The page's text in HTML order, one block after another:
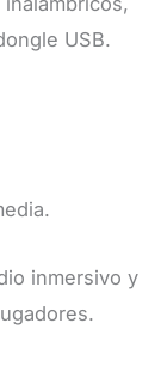
USB.
inmersivo y